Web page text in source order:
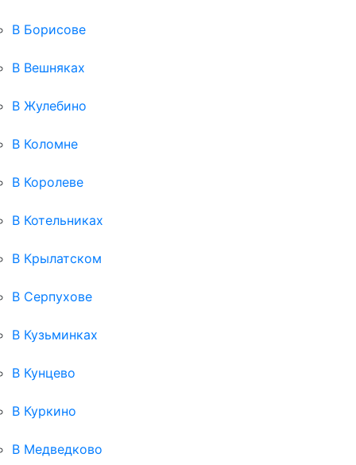
В Борисове
В Вешняках
В Жулебино
В Коломне
В Королеве
В Котельниках
В Крылатском
В Серпухове
В Кузьминках
В Кунцево
В Куркино
В Медведково